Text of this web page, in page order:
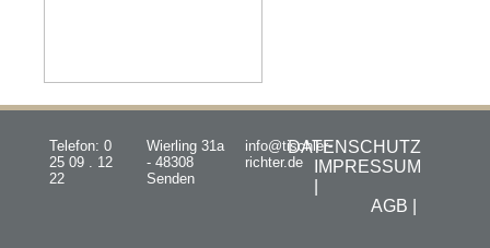
Telefon: 0
25 09 . 12
22
Wierling 31a
- 48308
Senden
info@tischler-
richter.de
DATENSCHUTZ
IMPRESSUM
AGB |